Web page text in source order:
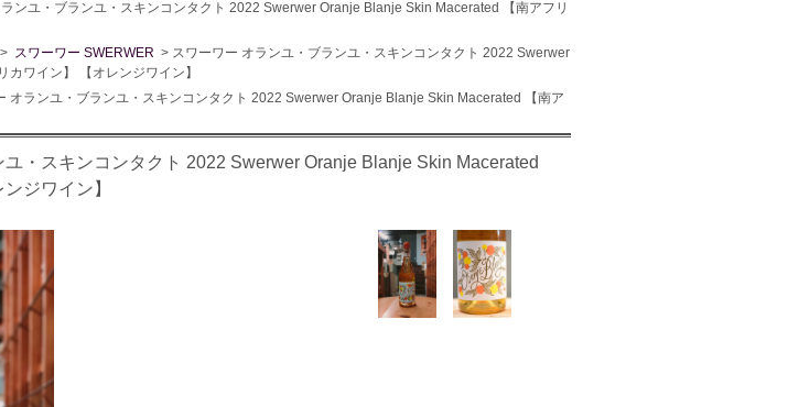
ンユ・ブランユ・スキンコンタクト 2022 Swerwer Oranje Blanje Skin Macerated 【南アフリ
> スワーワー SWERWER > スワーワー オランユ・ブランユ・スキンコンタクト 2022 Swerwer
ワイン】 【オレンジワイン】
オランユ・ブランユ・スキンコンタクト 2022 Swerwer Oranje Blanje Skin Macerated 【南ア
・スキンコンタクト 2022 Swerwer Oranje Blanje Skin Macerated
ジワイン】